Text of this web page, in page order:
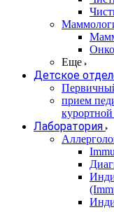
Еще
Детское
прием
Лаборатория